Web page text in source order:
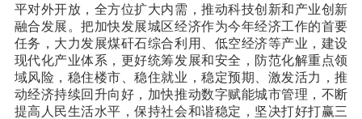
平对外开放，全方位扩大内需，推动科技创新和产业创新
融合发展。把加快发展城区经济作为今年经济工作的首要
任务，大力发展煤矸石综合利用、低空经济等产业，建设
现代化产业体系，更好统筹发展和安全，防范化解重点领
域风险，稳住楼市、稳住就业，稳定预期、激发活力，推
动经济持续回升向好，加快推动数字赋能城市管理，不断
提高人民生活水平，保持社会和谐稳定，坚决打好打赢三